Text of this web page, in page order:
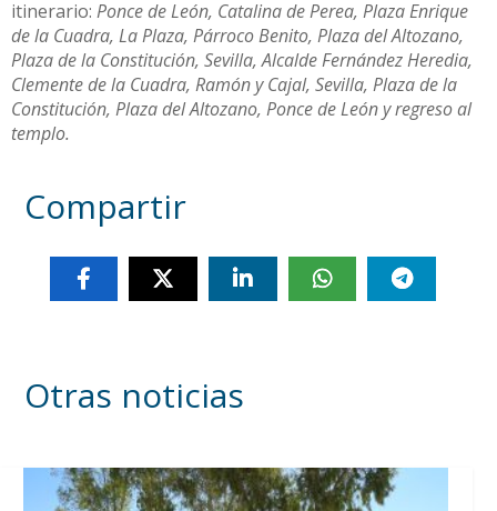
itinerario: Ponce de León, Catalina de Perea, Plaza Enrique
de la Cuadra, La Plaza, Párroco Benito, Plaza del Altozano,
Plaza de la Constitución, Sevilla, Alcalde Fernández Heredia,
Clemente de la Cuadra, Ramón y Cajal, Sevilla, Plaza de la
Constitución, Plaza del Altozano, Ponce de León y regreso al
templo.
Compartir
Otras noticias